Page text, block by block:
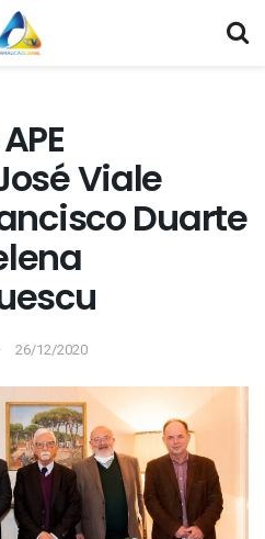
Viale
Duarte
26/12/2020